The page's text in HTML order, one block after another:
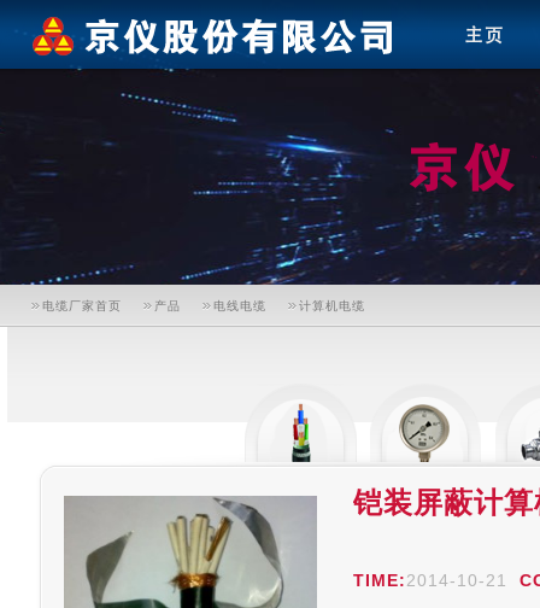
电缆厂家首页 产品 电线电缆 计算机电缆
铠装屏蔽计
TIME:2014-10-21